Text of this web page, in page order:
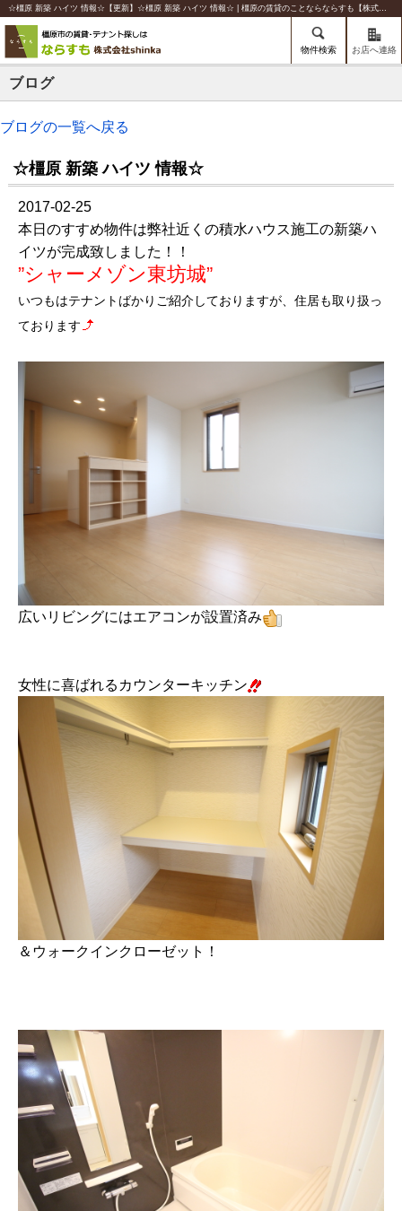
☆橿原 新築 ハイツ 情報☆【更新】☆橿原 新築 ハイツ 情報☆ | 橿原の賃貸のことならならすも【株式会社shinka】
物件検索 お店へ連絡
ブログ
ブログの一覧へ戻る
☆橿原 新築 ハイツ 情報☆
2017-02-25
本日のすすめ物件は弊社近くの積水ハウス施工の新築ハ
イツが完成致しました！！
”シャーメゾン東坊城”
いつもはテナントばかりご紹介しておりますが、住居も取り扱っ
ております
広いリビングにはエアコンが設置済み
女性に喜ばれるカウンターキッチン
＆ウォークインクローゼット！